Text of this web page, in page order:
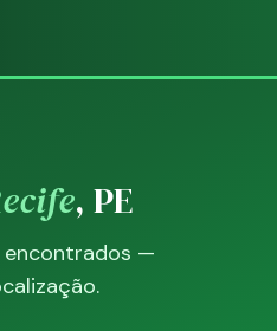
, PE
—